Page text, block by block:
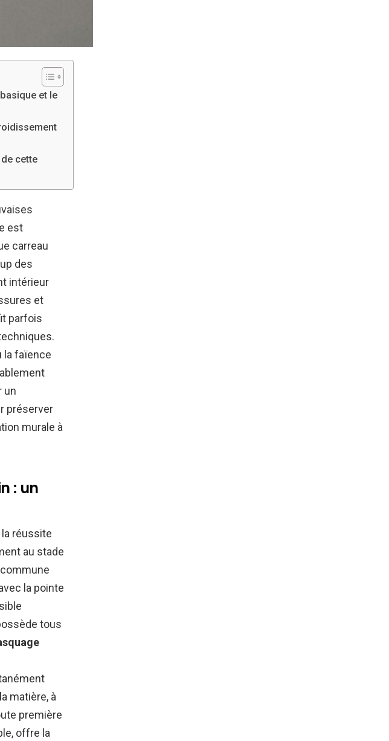
et le
cette
est
carreau
des
intérieur
et
parfois
la faïence
un
préserver
murale à
: un
la réussite
au stade
la pointe
tous
matière, à
première
offre la